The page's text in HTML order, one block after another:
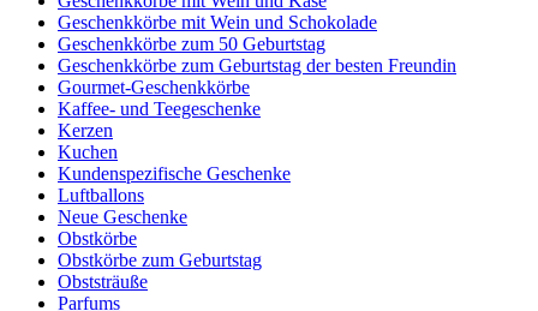
Geschenkkörbe mit Wein und Schokolade
Geschenkkörbe zum 50 Geburtstag
Geschenkkörbe zum Geburtstag der besten Freundin
Gourmet-Geschenkkörbe
Kaffee- und Teegeschenke
Kerzen
Kuchen
Kundenspezifische Geschenke
Luftballons
Neue Geschenke
Obstkörbe
Obstkörbe zum Geburtstag
Obststräuße
Parfums